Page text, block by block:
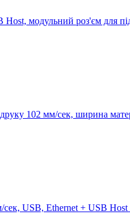
модульний роз'єм для
102 мм/сек, ширина
USB, Ethernet + USB Host